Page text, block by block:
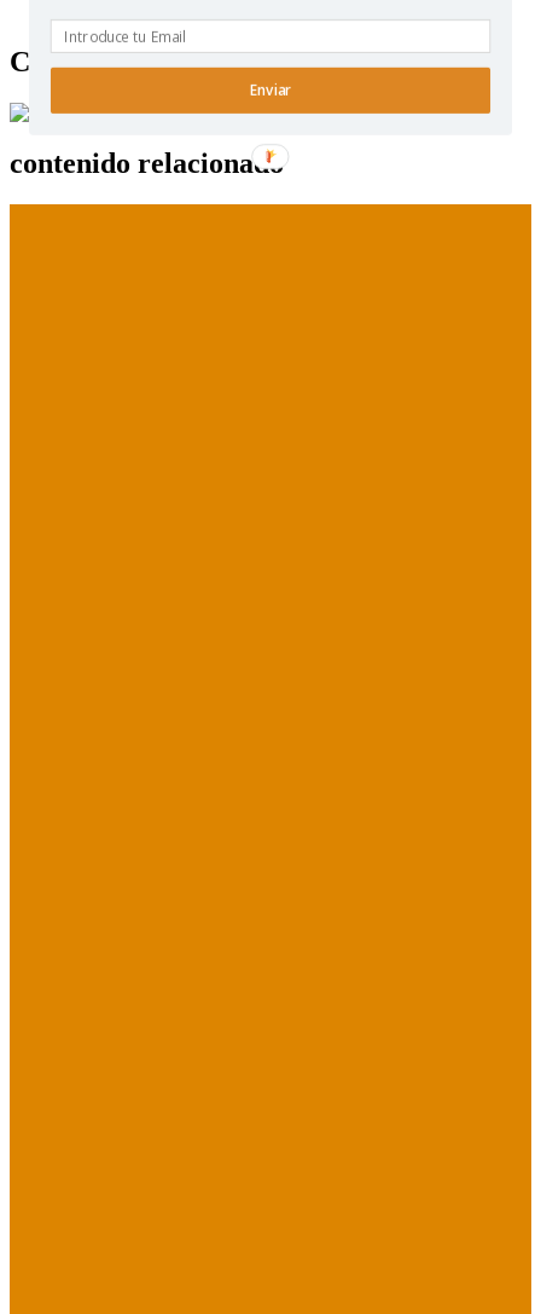
Callejero de Madrid
contenido relacionado
Enviar